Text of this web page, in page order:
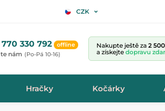
CZK
330 792 offline
nám (Po-Pá 10-16)
Nakupte ještě za 2
a získejte dopravu
Hračky Kočárky